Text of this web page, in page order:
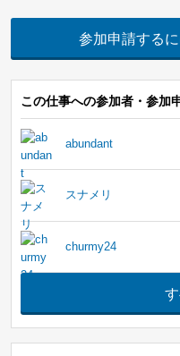
参加申請する
この仕事への参加者・参加
abundant
スナメリ
churmy24